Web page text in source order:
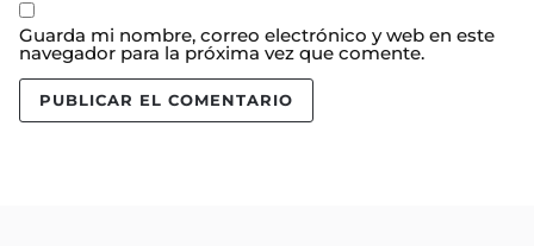
Guarda mi nombre, correo electrónico y web en este
navegador para la próxima vez que comente.